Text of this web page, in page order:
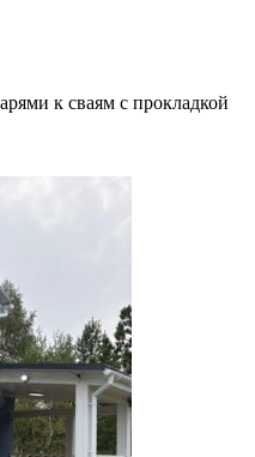
к сваям с прокладкой